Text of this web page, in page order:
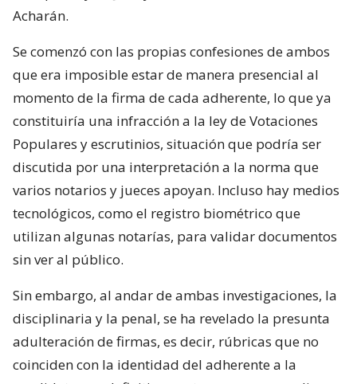
Acharán.
Se comenzó con las propias confesiones de ambos
que era imposible estar de manera presencial al
momento de la firma de cada adherente, lo que ya
constituiría una infracción a la ley de Votaciones
Populares y escrutinios, situación que podría ser
discutida por una interpretación a la norma que
varios notarios y jueces apoyan. Incluso hay medios
tecnológicos, como el registro biométrico que
utilizan algunas notarías, para validar documentos
sin ver al público.
Sin embargo, al andar de ambas investigaciones, la
disciplinaria y la penal, se ha revelado la presunta
adulteración de firmas, es decir, rúbricas que no
coinciden con la identidad del adherente a la